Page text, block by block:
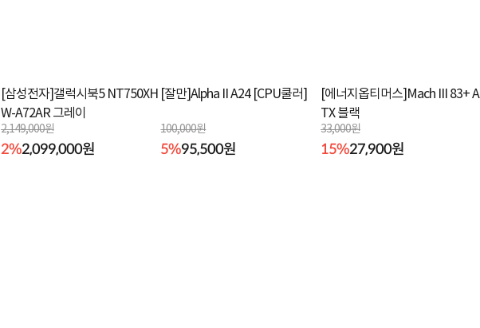
[삼성전자]갤럭시북5 NT750XH
W-A72AR 그레이
2,149,000원
2%2,099,000원
[잘만]Alpha II A24 [CPU쿨러]
100,000원
5%95,500원
[에너지옵티머스]Mach III 83+ A
TX 블랙
33,000원
15%27,900원